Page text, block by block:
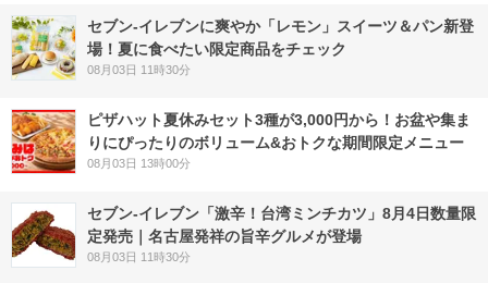
セブン‐イレブンに爽やか「レモン」スイーツ＆パン新登
場！夏に食べたい限定商品をチェック
08月03日 11時30分
ピザハット夏休みセット3種が3,000円から！お盆や集ま
りにぴったりのボリューム&おトクな期間限定メニュー
08月03日 13時00分
セブン-イレブン「激辛！台湾ミンチカツ」8月4日数量限
定発売｜名古屋発祥の旨辛グルメが登場
08月03日 11時30分